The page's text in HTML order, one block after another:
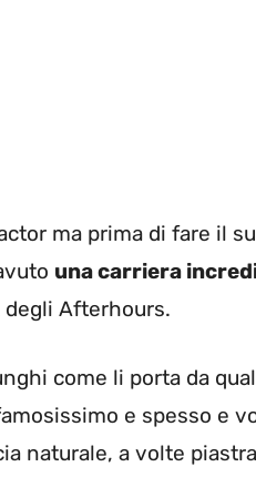
ma prima di fare il
una carriera
Afterhours.
come li porta da
e spesso e
naturale, a volte